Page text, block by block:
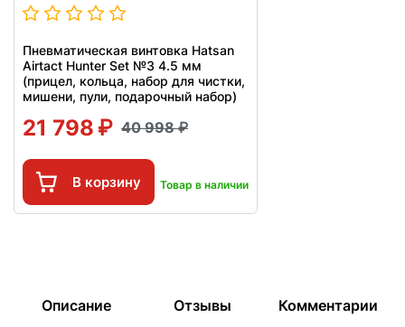
Пневматическая винтовка Hatsan
Airtact Hunter Set №3 4.5 мм
(прицел, кольца, набор для чистки,
мишени, пули, подарочный набор)
21 798 40 998
В корзину Товар в наличии
Описание Отзывы Комментарии